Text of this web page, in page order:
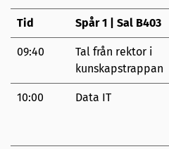
Tid Spår 1 | Sal B403
09:40
Tal från rektor i
kunskapstrappan
10:00 Data IT